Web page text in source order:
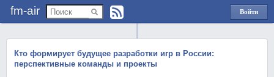
fm-air
Войти
через
Кто формирует будущее разработки игр в России:
перспективные команды и проекты